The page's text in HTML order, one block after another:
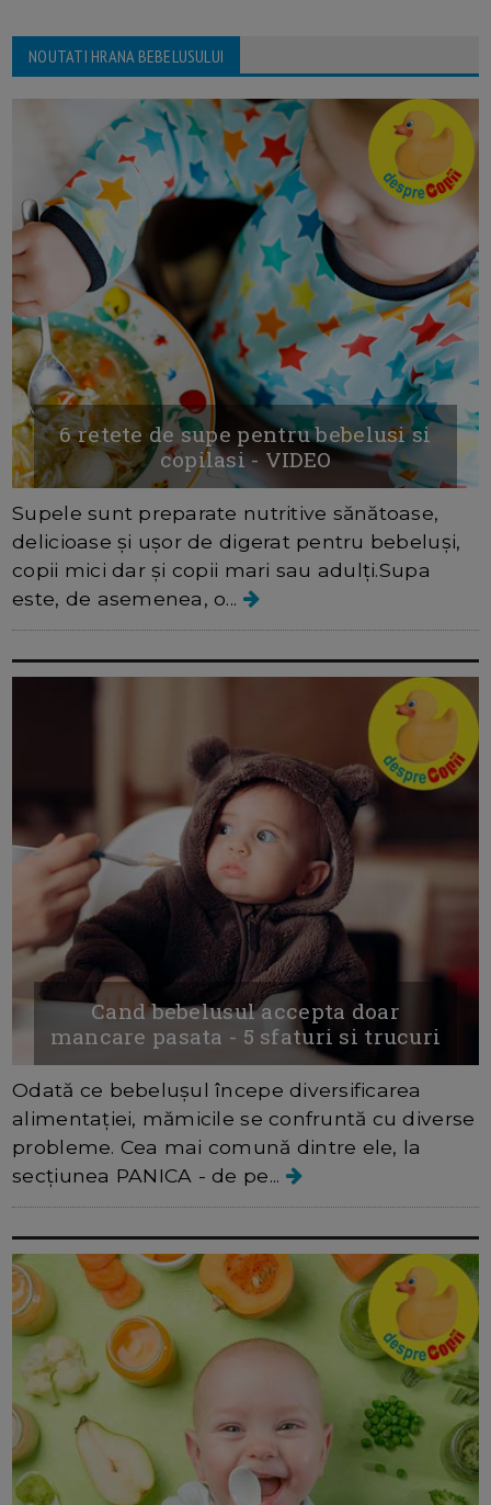
NOUTATI HRANA BEBELUSULUI
6 retete de supe pentru bebelusi si
copilasi - VIDEO
Supele sunt preparate nutritive sănătoase,
delicioase și ușor de digerat pentru bebeluși,
copii mici dar și copii mari sau adulți.Supa
este, de asemenea, o...
Cand bebelusul accepta doar
mancare pasata - 5 sfaturi si trucuri
Odată ce bebelușul începe diversificarea
alimentației, mămicile se confruntă cu diverse
probleme. Cea mai comună dintre ele, la
secțiunea PANICA - de pe...